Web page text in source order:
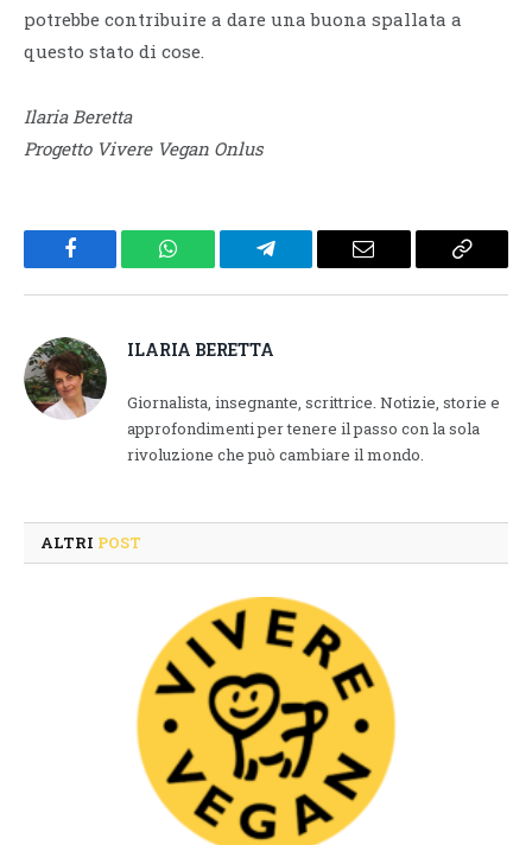
potrebbe contribuire a dare una buona spallata a
questo stato di cose.
Ilaria Beretta
Progetto Vivere Vegan Onlus
Facebook WhatsApp Telegram Email
Copy
ILARIA BERETTA
Giornalista, insegnante, scrittrice. Notizie, storie e
approfondimenti per tenere il passo con la sola
rivoluzione che può cambiare il mondo.
ALTRI POST